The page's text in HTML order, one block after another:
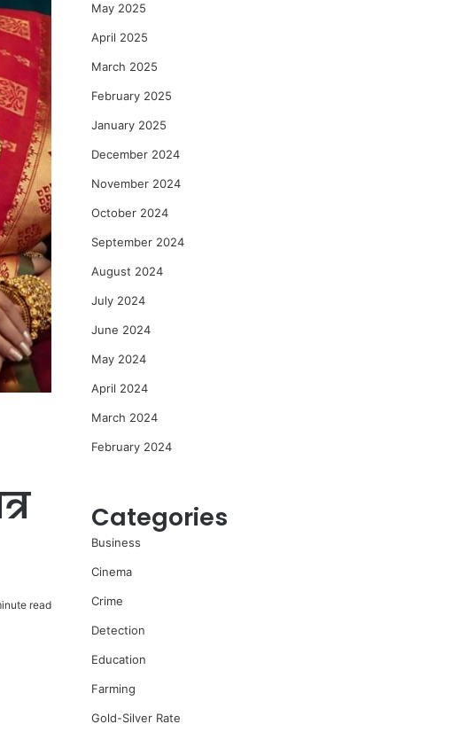
read
May 2025
April 2025
March 2025
February 2025
January 2025
December 2024
November 2024
October 2024
September 2024
August 2024
July 2024
June 2024
May 2024
April 2024
March 2024
February 2024
Categories
Business
Cinema
Crime
Detection
Education
Farming
Gold-Silver Rate